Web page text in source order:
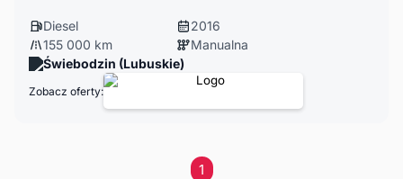
Diesel
2016
155 000 km
Manualna
Świebodzin (Lubuskie)
Zobacz oferty:
1